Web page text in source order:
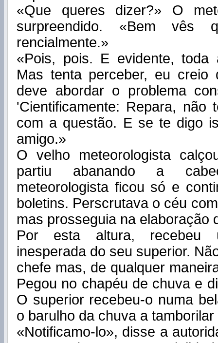
«Que queres dizer?» O
surpreendido. «Bem vês
rencialmente.»
«Pois, pois. E evidente,
Mas tenta perceber, eu creio
deve abordar o problema
'Cientificamente: Repara, não
com a questão. E se te digo
amigo.»
O velho meteorologista
partiu abanando a
meteorologista ficou só e
boletins. Perscrutava o céu
mas prosseguia na elaboração
Por esta altura, recebeu
inesperada do seu superior.
chefe mas, de qualquer
Pegou no chapéu de chuva e
O superior recebeu-o numa
o barulho da chuva a
«Notificamo-lo», disse a